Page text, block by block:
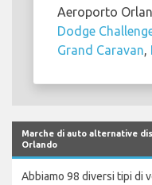
Aeroporto
Dodge
Grand Caravan
Marche di auto alternative
Orlando
Abbiamo 98 diversi tipi di